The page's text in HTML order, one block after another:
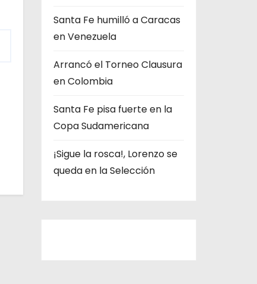
s
Santa Fe humilló a Caracas
en Venezuela
Arrancó el Torneo Clausura
en Colombia
Santa Fe pisa fuerte en la
Copa Sudamericana
¡Sigue la rosca!, Lorenzo se
queda en la Selección